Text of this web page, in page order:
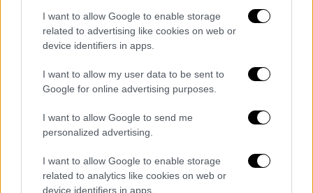
I want to allow Google to enable storage
related to advertising like cookies on web or
device identifiers in apps.
I want to allow my user data to be sent to
Google for online advertising purposes.
I want to allow Google to send me
personalized advertising.
I want to allow Google to enable storage
related to analytics like cookies on web or
device identifiers in apps.
τεστ όλοι οι δικοί μου, και από την εκπομπή,
και ο Κλεάνθης ακόμα που κοιμηθήκαμε μαζί
αυτό μου δίνει μια ηρεμία στην ψυχούλα μου
και μπορώ να σας το λέω χαρούμενη.
περνάω σχετικά ελαφριά, έκανα πυρετό
μέχρι 37.5, μύτη, λαιμό, έχω χάσει τη γεύση
Αλλά και τώρα που δεν έχω γεύση πάλι